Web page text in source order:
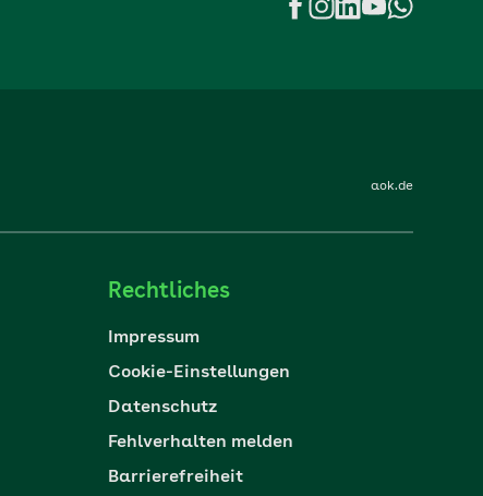
aok.de
Rechtliches
Impressum
Cookie-Einstellungen
Datenschutz
Fehlverhalten melden
Barrierefreiheit